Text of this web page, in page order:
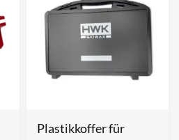
Plastikkoffer für